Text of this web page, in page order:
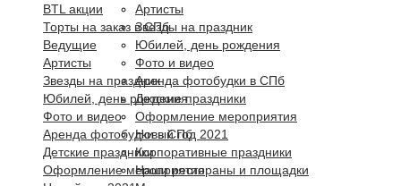
Артисты
Звезды на праздник
Юбилей, день рождения
Фото и видео
Аренда фотобудки в СПб
Детские праздники
Оформление мероприятия
Новый год 2021
Корпоративные праздники
Наши рестораны и площадки
BTL акции
Торты на заказ в СПб
Ведущие
Артисты
Звезды на праздник
Юбилей, день рождения
Фото и видео
Аренда фотобудки в СПб
Детские праздники
Оформление мероприятия